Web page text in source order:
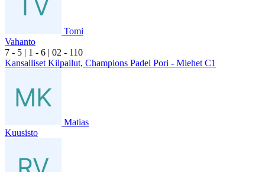
Tomi
Vahanto
7 - 5 | 1 - 6 | 02 - 110
Kansalliset Kilpailut, Champions Padel Pori - Miehet C1
Matias
Kuusisto